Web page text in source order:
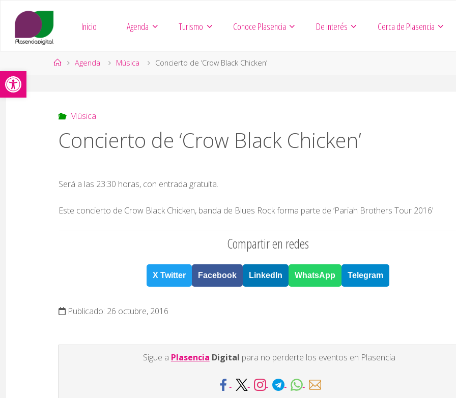
Abrir barra de herramientas
contenido
Inicio Agenda Turismo Conoce Plasencia De interés Cerca de Plasencia
PáginaAgenda Música Concierto de ‘Crow Black Chicken’
Música
Concierto de ‘Crow Black Chicken’
Será a las 23:30 horas, con entrada gratuita.
Este concierto de Crow Black Chicken, banda de Blues Rock forma parte de ‘Pariah Brothers Tour 2016’
Compartir en redes
X Twitter Facebook LinkedIn WhatsApp Telegram
Publicado: 26 octubre, 2016
Sigue a Plasencia Digital para no perderte los eventos en Plasencia